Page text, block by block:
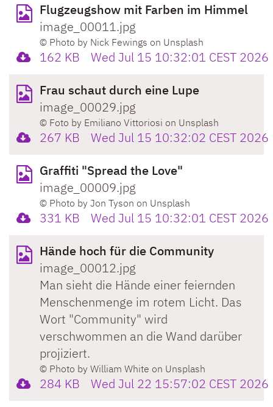
Flugzeugshow mit Farben im Himmel
image_00011.jpg
© Photo by Nick Fewings on Unsplash
162 KB
Wed Jul 15 10:32:01 CEST 2026
Frau schaut durch eine Lupe
image_00029.jpg
© Foto by Emiliano Vittoriosi on Unsplash
267 KB
Wed Jul 15 10:32:02 CEST 2026
Graffiti "Spread the Love"
image_00009.jpg
© Photo by Jon Tyson on Unsplash
331 KB
Wed Jul 15 10:32:01 CEST 2026
Hände hoch für die Community
image_00012.jpg
Man sieht die Hände einer feiernden
Menschenmenge im rotem Licht. Das
Wort "Community" wird
verschwommen an die Wand darüber
projiziert.
© Photo by William White on Unsplash
284 KB
Wed Jul 22 15:57:02 CEST 2026